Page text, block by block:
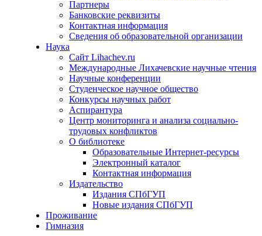
Партнеры
Банковские реквизиты
Контактная информация
Сведения об образовательной организации
Наука
Сайт Lihachev.ru
Международные Лихачевские научные чтения
Научные конференции
Студенческое научное общество
Конкурсы научных работ
Аспирантура
Центр мониторинга и анализа социально-
трудовых конфликтов
О библиотеке
Образовательные Интернет-ресурсы
Электронный каталог
Контактная информация
Издательство
Издания СПбГУП
Новые издания СПбГУП
Проживание
Гимназия